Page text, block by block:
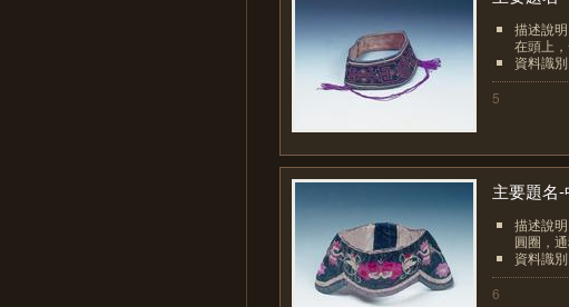
描述說
在頭上
資料識
5
主要題名
描述說
圓圈，
資料識
6